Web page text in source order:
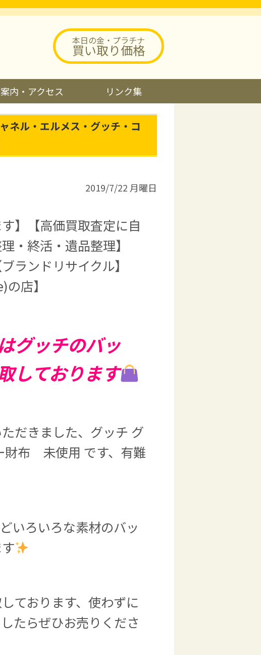
本日の金・プラチナ
買い取り価格
内・アクセス リンク集
ネル・エルメス・グッチ・コ
2019/7/22 月曜日
】【高価買取査定に自
・終活・遺品整理】
ランドリサイクル】
店】
グッチのバッ
しております
だきました、グッチ グ
財布 未使用 です、有難
いろいろな素材のバッ
ております、使わずに
たらぜひお売りくださ